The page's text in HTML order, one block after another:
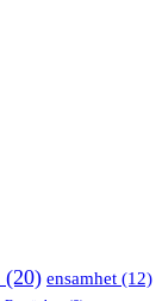
(20) ensamhet (12)